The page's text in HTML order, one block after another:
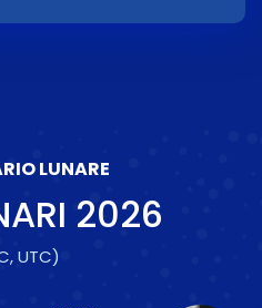
LUNARE
2026
UTC)